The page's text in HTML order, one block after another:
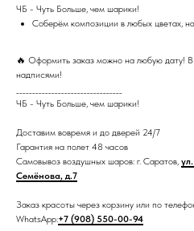
ЧБ - Чуть Больше, чем шарики!
Соберём композиции в любых цветах,
🔥 Оформить заказ можно на любую дату!
надписями!
ЧБ - Чуть Больше, чем шарики!
Доставим вовремя и до дверей 24/7
Гарантия на полет 48 часов
Самовывоз воздушных шаров: г. Саратов,
Семёнова, д.7
Заказ красоты через корзину или по
WhatsApp:+7 (908) 550-00-94